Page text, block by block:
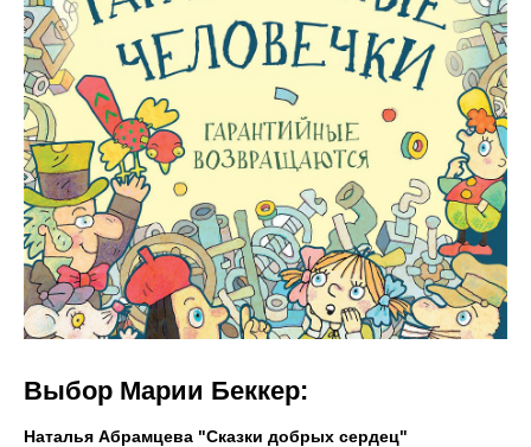
Выбор Марии Беккер:
Наталья Абрамцева "Сказки добрых сердец"